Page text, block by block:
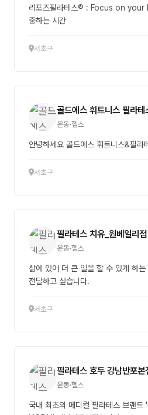
리포즈필라테스® : Focus on your
중하는 시간
서초구
골드에스 휘트니스 필라테
운동·헬스
안녕하세요 골드에스 휘트니스&필라
서초구
필라테스 치유_원베일리점
운동·헬스
삶에 있어 더 큰 일을 할 수 있게 하는 힘. 운동 그 이상의
전달하고 싶습니다.
서초구
필라테스 호두 강남반포본
운동·헬스
국내 최초의 메디컬 필라테스 브랜